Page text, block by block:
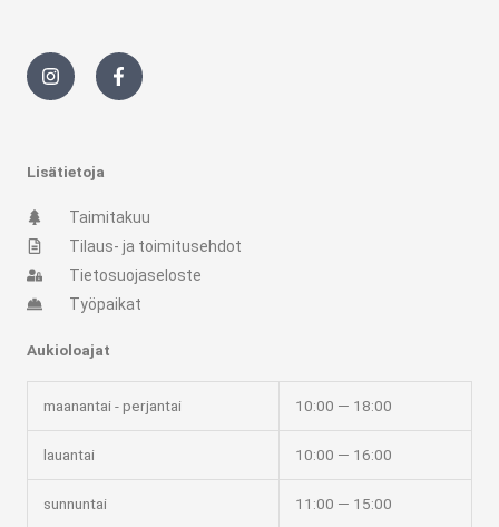
I
n
s
t
r
a
F
a
c
e
f
Lisätietoja
Taimitakuu
Tilaus- ja toimitusehdot
Tietosuojaseloste
Työpaikat
Aukioloajat
maanantai - perjantai 10:00 — 18:00
lauantai 10:00 — 16:00
sunnuntai 11:00 — 15:00